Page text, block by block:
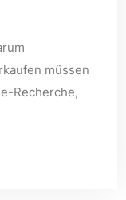
müssen
Recherche,